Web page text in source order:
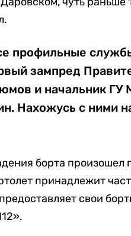
профильные
зампред
и начальник ГУ
Нахожусь с ними
борта
принадлежит
свои